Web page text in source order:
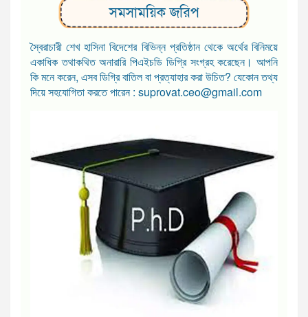
সমসাময়িক জরিপ
স্বৈরাচারী শেখ হাসিনা বিদেশের বিভিন্ন প্রতিষ্ঠান থেকে অর্থের বিনিময়ে
একাধিক তথাকথিত অনারারি পিএইচডি ডিগ্রি সংগ্রহ করেছেন। আপনি
কি মনে করেন, এসব ডিগ্রি বাতিল বা প্রত্যাহার করা উচিত? যেকোন তথ্য
দিয়ে সহযোগিতা করতে পারেন : suprovat.ceo@gmail.com